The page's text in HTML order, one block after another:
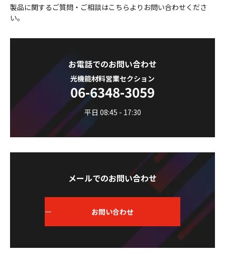
製品に関するご質問・ご相談はこちらよりお問い合わせくださ
い。
お電話でのお問い合わせ
光機能材料営業セクション
06-6348-3059
平日 08:45 - 17:30
メールでのお問い合わせ
お問い合わせ